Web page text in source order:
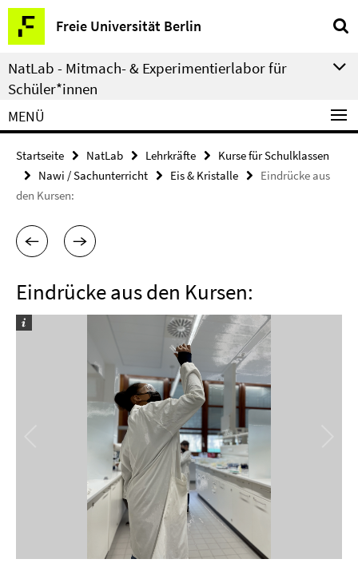
Springe
direkt
zu
Inhalt
Freie Universität Berlin
Service-
Navigation
NatLab - Mitmach- & Experimentierlabor für
Schüler*innen
MENÜ
Startseite NatLab Lehrkräfte
Kurse für Schulklassen
Nawi / Sachunterricht
Eis & Kristalle
Eindrücke aus
den Kursen:
Eindrücke aus den Kursen: